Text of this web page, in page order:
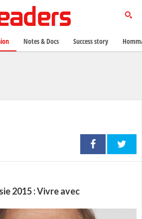
2015 : Vivre avec
Notes & Docs Success story